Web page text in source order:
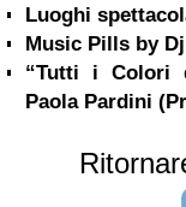
Luoghi
Music Pills by
“Tutti i Colori
Paola Pardini